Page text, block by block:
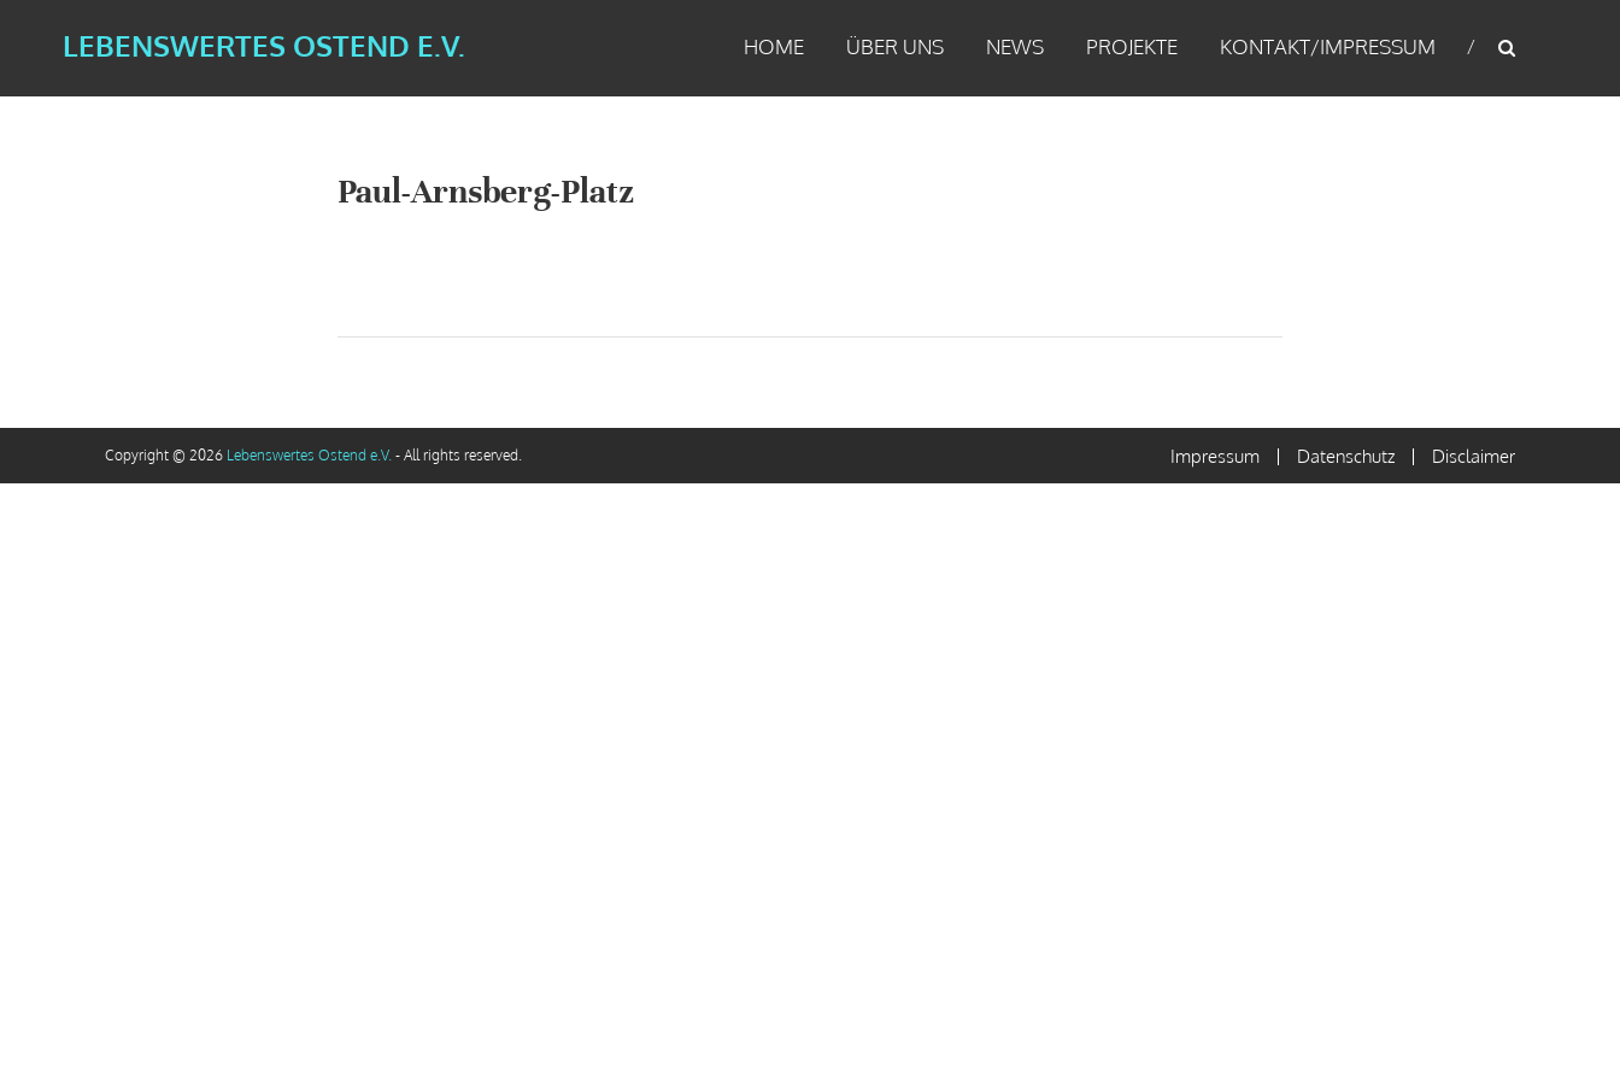
LEBENSWERTES OSTEND E.V. HOME ÜBER UNS NEWS PROJEKTE KONTAKT/IMPRESSUM
Paul-Arnsberg-Platz
Copyright © 2026 Lebenswertes Ostend e.V. - All rights reserved. Impressum Datenschutz Disclaimer